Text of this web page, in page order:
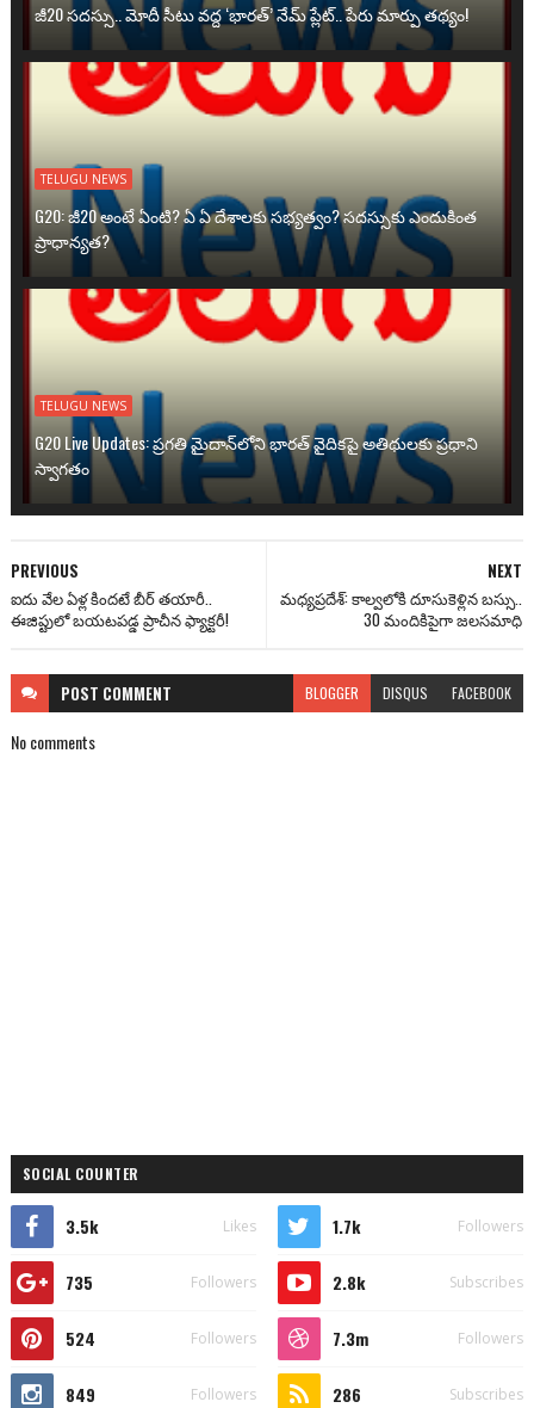
జీ20 సదస్సు.. మోదీ సీటు వద్ద ‘భారత్’ నేమ్ ప్లేట్‌.. పేరు మార్పు తథ్యం!
TELUGU NEWS
G20: జీ20 అంటే ఏంటి? ఏ ఏ దేశాలకు సభ్యత్వం? సదస్సుకు ఎందుకింత
ప్రాధాన్యత?
TELUGU NEWS
G20 Live Updates: ప్రగతి మైదాన్‌లోని భారత్ వైదికపై అతిథులకు ప్రధాని
స్వాగతం
NEXT
మధ్యప్రదేశ్: కాల్వలోకి దూసుకెళ్లిన బస్సు..
30 మందికిపైగా జలసమాధి
PREVIOUS
ఐదు వేల ఏళ్ల కిందటే బీర్ తయారీ..
ఈజిప్టులో బయటపడ్డ ప్రాచీన ఫ్యాక్టరీ!
POST COMMENT BLOGGER DISQUS FACEBOOK
No comments
SOCIAL COUNTER
3.5k Likes 1.7k Followers
735 Followers 2.8k Subscribes
524 Followers 7.3m Followers
849 Followers 286 Subscribes